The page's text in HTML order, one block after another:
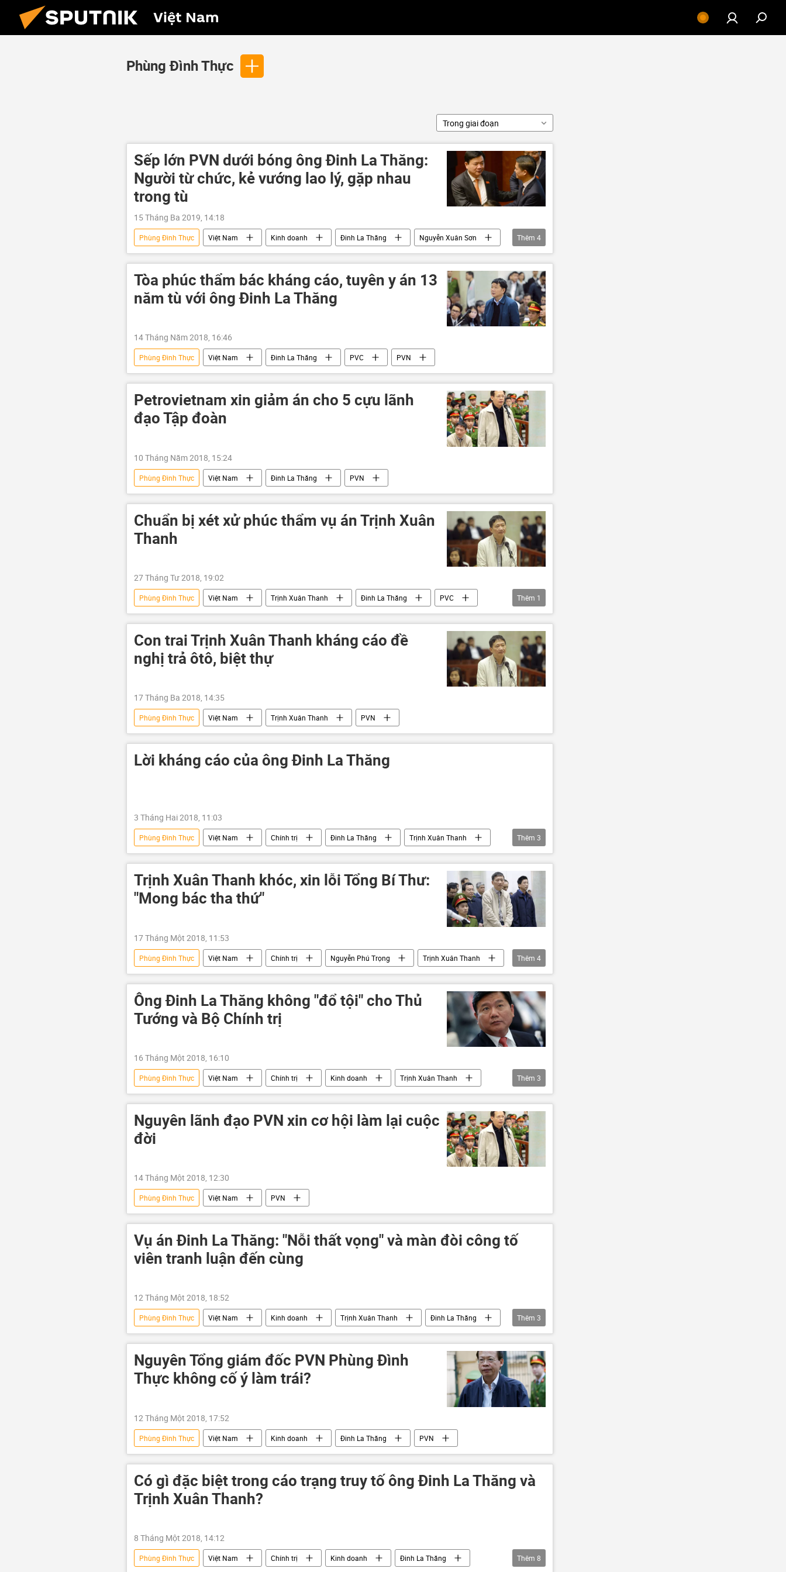
Việt Nam
Phùng Đình Thực
Trong giai đoạn
Sếp lớn PVN dưới bóng ông Đinh La Thăng:
Người từ chức, kẻ vướng lao lý, gặp nhau
trong tù
15 Tháng Ba 2019, 14:18
Phùng Đình Thực Việt Nam Kinh doanh Đinh La Thăng
Nguyễn Xuân Sơn
Nguyễn Quốc Khánh
Nguyễn Vũ Trường Sơn PVN PVEP
Thêm 4
Tòa phúc thẩm bác kháng cáo, tuyên y án 13
năm tù với ông Đinh La Thăng
14 Tháng Năm 2018, 16:46
Phùng Đình Thực Việt Nam Đinh La Thăng PVC PVN
Petrovietnam xin giảm án cho 5 cựu lãnh
đạo Tập đoàn
10 Tháng Năm 2018, 15:24
Phùng Đình Thực Việt Nam Đinh La Thăng PVN
Chuẩn bị xét xử phúc thẩm vụ án Trịnh Xuân
Thanh
27 Tháng Tư 2018, 19:02
Phùng Đình Thực Việt Nam Trịnh Xuân Thanh Đinh La Thăng
PVC
PVN
Thêm 1
Con trai Trịnh Xuân Thanh kháng cáo đề
nghị trả ôtô, biệt thự
17 Tháng Ba 2018, 14:35
Phùng Đình Thực Việt Nam Trịnh Xuân Thanh PVN
Lời kháng cáo của ông Đinh La Thăng
3 Tháng Hai 2018, 11:03
Phùng Đình Thực Việt Nam Chính trị Đinh La Thăng
Trịnh Xuân Thanh
PVN
đại án tham nhũng
Thêm 3
Trịnh Xuân Thanh khóc, xin lỗi Tổng Bí Thư:
"Mong bác tha thứ"
17 Tháng Một 2018, 11:53
Phùng Đình Thực Việt Nam Chính trị Nguyễn Phú Trọng
Trịnh Xuân Thanh
Đinh La Thăng
Nguyễn Anh Minh PVC PVN
Thêm 4
Ông Đinh La Thăng không "đổ tội" cho Thủ
Tướng và Bộ Chính trị
16 Tháng Một 2018, 16:10
Phùng Đình Thực Việt Nam Chính trị Kinh doanh
Trịnh Xuân Thanh
Đinh La Thăng
PVC PVN
Thêm 3
Nguyên lãnh đạo PVN xin cơ hội làm lại cuộc
đời
14 Tháng Một 2018, 12:30
Phùng Đình Thực Việt Nam PVN
Vụ án Đinh La Thăng: "Nỗi thất vọng" và màn đòi công tố
viên tranh luận đến cùng
12 Tháng Một 2018, 18:52
Phùng Đình Thực Việt Nam Kinh doanh Trịnh Xuân Thanh
Đinh La Thăng
VKSND Tối cao
PVN PVC
Thêm 3
Nguyên Tổng giám đốc PVN Phùng Đình
Thực không cố ý làm trái?
12 Tháng Một 2018, 17:52
Phùng Đình Thực Việt Nam Kinh doanh Đinh La Thăng PVN
Có gì đặc biệt trong cáo trạng truy tố ông Đinh La Thăng và
Trịnh Xuân Thanh?
8 Tháng Một 2018, 14:12
Phùng Đình Thực Việt Nam Chính trị Kinh doanh
Đinh La Thăng
Thêm 8